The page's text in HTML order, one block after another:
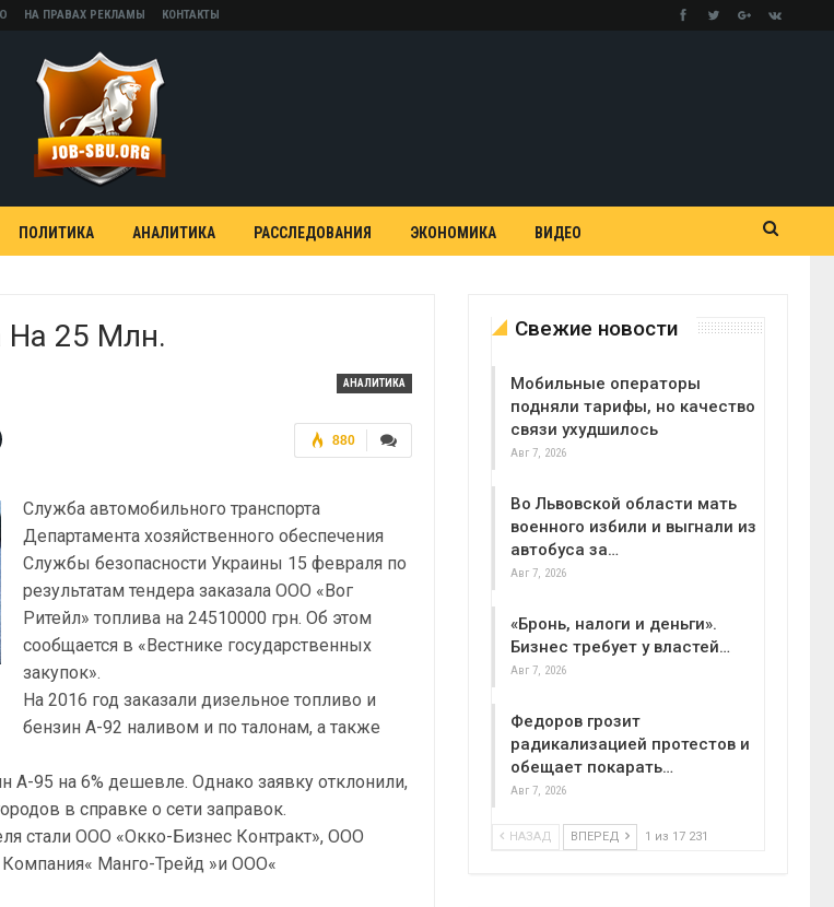
НА ПРАВАХ РЕКЛАМЫ КОНТАКТЫ
ПОЛИТИКА АНАЛИТИКА РАССЛЕДОВАНИЯ ЭКОНОМИКА ВИДЕО
На 25 Млн.
АНАЛИТИКА
880
Служба автомобильного транспорта
Департамента хозяйственного обеспечения
Службы безопасности Украины 15 февраля по
результатам тендера заказала ООО «Вог
Ритейл» топлива на 24510000 грн. Об этом
сообщается в «Вестнике государственных
закупок».
На 2016 год заказали дизельное топливо и
бензин А-92 наливом и по талонам, а также
А-95 на 6% дешевле. Однако заявку отклонили,
в справке о сети заправок.
стали ООО «Окко-Бизнес Контракт», ООО
Манго-Трейд »и ООО«
Свежие новости
Мобильные операторы
подняли тарифы, но качество
связи ухудшилось
Авг 7, 2026
Во Львовской области мать
военного избили и выгнали из
автобуса за…
Авг 7, 2026
«Бронь, налоги и деньги».
Бизнес требует у властей…
Авг 7, 2026
Федоров грозит
радикализацией протестов и
обещает покарать…
Авг 7, 2026
НАЗАД ВПЕРЕД 1 из 17 231